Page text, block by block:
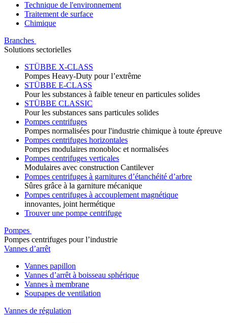
Technique de l'environnement
Traitement de surface
Chimique
Branches
Solutions sectorielles
STÜBBE X-CLASS
Pompes Heavy-Duty pour l’extrême
STÜBBE E-CLASS
Pour les substances à faible teneur en particules solides
STÜBBE CLASSIC
Pour les substances sans particules solides
Pompes centrifuges
Pompes normalisées pour l'industrie chimique à toute épreuve
Pompes centrifuges horizontales
Pompes modulaires monobloc et normalisées
Pompes centrifuges verticales
Modulaires avec construction Cantilever
Pompes centrifuges à garnitures d’étanchéité d’arbre
Sûres grâce à la garniture mécanique
Pompes centrifuges à accouplement magnétique
innovantes, joint hermétique
Trouver une pompe centrifuge
Pompes
Pompes centrifuges pour l’industrie
Vannes d’arrêt
Vannes papillon
Vannes d’arrêt à boisseau sphérique
Vannes à membrane
Soupapes de ventilation
Vannes de régulation